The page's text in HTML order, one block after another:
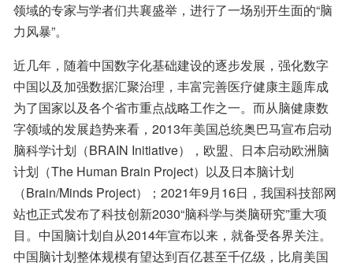
领域的专家与学者们共襄盛举，进行了一场别开生面的“脑
力风暴”。
近几年，随着中国数字化基础建设的逐步发展，强化数字
中国以及加强数据汇聚治理，丰富完善医疗健康主题库成
为了国家以及各个省市重点战略工作之一。而从脑健康数
字领域的发展趋势来看，2013年美国总统奥巴马宣布启动
脑科学计划（BRAIN Initiative），欧盟、日本启动欧洲脑
计划（The Human Brain Project）以及日本脑计划
（Brain/Minds Project）；2021年9月16日，我国科技部网
站也正式发布了科技创新2030“脑科学与类脑研究”重大项
目。中国脑计划自从2014年宣布以来，就备受各界关注。
中国脑计划整体规模有望达到百亿甚至千亿级，比肩美国